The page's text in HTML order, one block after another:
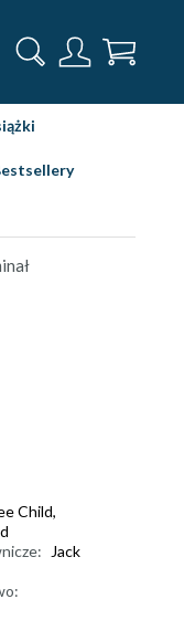
Child,
Jack